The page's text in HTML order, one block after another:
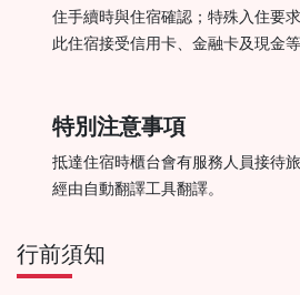
住手續時與住宿確認；特殊入住要
此住宿接受信用卡、金融卡及現金
特別注意事項
抵達住宿時櫃台會有服務人員接待
經由自動翻譯工具翻譯。
行前須知